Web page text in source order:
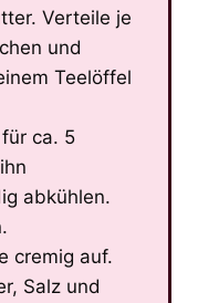
Verteile je
und
Teelöffel
ca. 5
abkühlen.
cremig auf.
Salz und